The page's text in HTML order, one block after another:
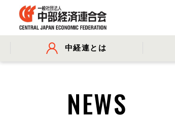
中経連とは
- 事業・財務に関する資料
NEWS